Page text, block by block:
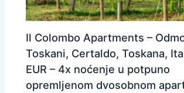
Il Colombo Apartments –
Toskani, Certaldo, Toskana,
EUR – 4x noćenje u potpuno
opremljenom dvosobnom